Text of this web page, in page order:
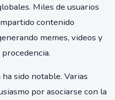
Miles de usuarios
contenido
memes, videos y
sido notable. Varias
por asociarse con la